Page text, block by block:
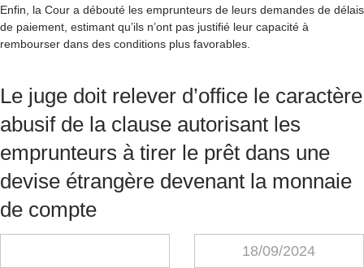
Enfin, la Cour a débouté les emprunteurs de leurs demandes de délais
de paiement, estimant qu’ils n’ont pas justifié leur capacité à
rembourser dans des conditions plus favorables.
Le juge doit relever d’office le caractère
abusif de la clause autorisant les
emprunteurs à tirer le prêt dans une
devise étrangère devenant la monnaie
de compte
18/09/2024